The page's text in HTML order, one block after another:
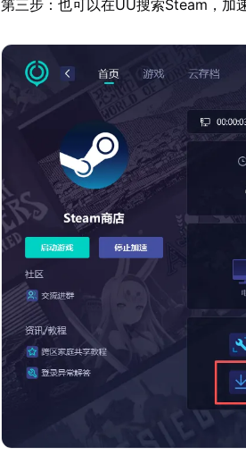
第三步：也可以在UU搜索Steam，加